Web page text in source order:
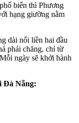
biển thì Phương
hạng giường nằm
dài nối liền hai đầu
phải chăng, chỉ từ
ngày sẽ khởi hành
Đà Nẵng: